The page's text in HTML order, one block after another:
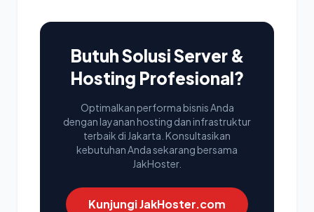
Butuh Solusi Server &
Hosting Profesional?
Optimalkan performa bisnis Anda
dengan layanan hosting dan infrastruktur
terbaik di Jakarta. Konsultasikan
kebutuhan Anda sekarang bersama
JakHoster.
Kunjungi JakHoster.com